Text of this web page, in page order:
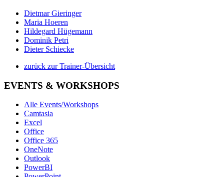
Dietmar Gieringer
Maria Hoeren
Hildegard Hügemann
Dominik Petri
Dieter Schiecke
zurück zur Trainer-Übersicht
EVENTS & WORKSHOPS
Alle Events/Workshops
Camtasia
Excel
Office
Office 365
OneNote
Outlook
PowerBI